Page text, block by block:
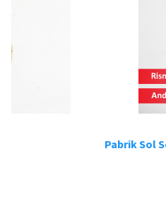
Pabrik Sol Sepatu